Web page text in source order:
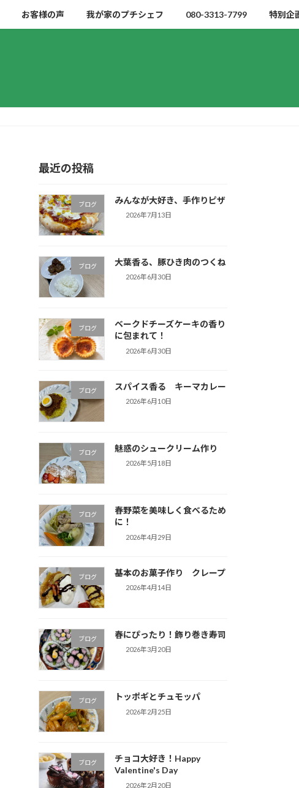
お客様の声 我が家のプチシェフ 080-3313-7799 特別企
最近の投稿
ブログ みんなが大好き、手作りピザ
2026年7月13日
ブログ 大葉香る、豚ひき肉のつくね
2026年6月30日
ブログ
ベークドチーズケーキの香り
に包まれて！
2026年6月30日
ブログ スパイス香る キーマカレー
2026年6月10日
ブログ 魅惑のシュークリーム作り
2026年5月18日
ブログ
春野菜を美味しく食べるため
に！
2026年4月29日
ブログ 基本のお菓子作り クレープ
2026年4月14日
ブログ 春にぴったり！飾り巻き寿司
2026年3月20日
ブログ トッポギとチュモッパ
2026年2月25日
ブログ
チョコ大好き！Happy
Valentine's Day
2026年2月20日